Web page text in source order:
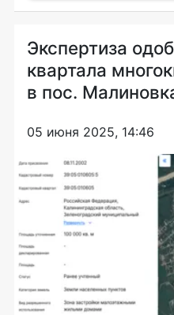
Экспертиза
квартала
в пос.
05 июня 2025, 14:46